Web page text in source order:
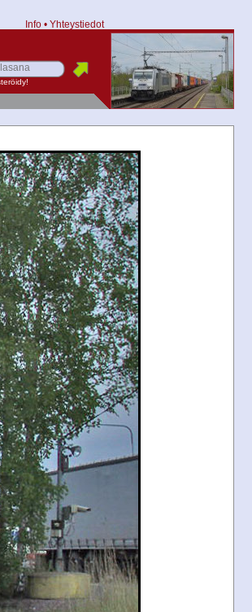
Info • Yhteystiedot